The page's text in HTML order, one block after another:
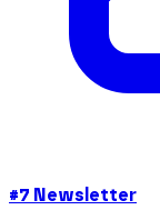
#7 Newsletter